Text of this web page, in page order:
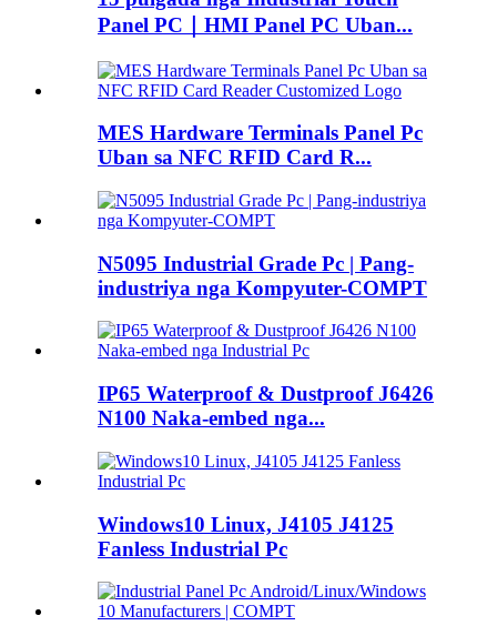
Panel PC｜HMI Panel PC Uban...
MES Hardware Terminals Panel Pc
Uban sa NFC RFID Card R...
N5095 Industrial Grade Pc | Pang-
industriya nga Kompyuter-COMPT
IP65 Waterproof & Dustproof J6426
N100 Naka-embed nga...
Windows10 Linux, J4105 J4125
Fanless Industrial Pc